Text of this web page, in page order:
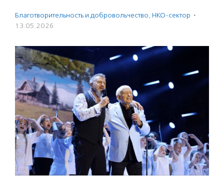
Благотвори­тель­ность и доброволь­чест­во, НКО-сектор ·
13.05.2026